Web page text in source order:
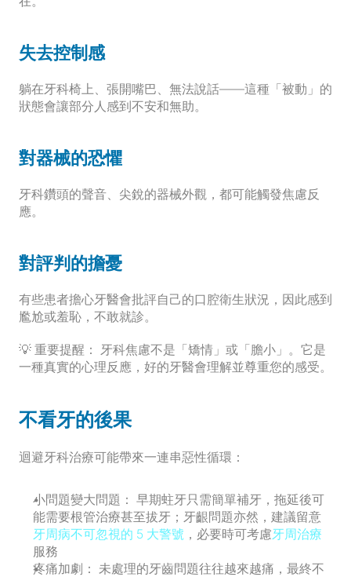
失去控制感
躺在牙科椅上、張開嘴巴、無法說話——這種「被動」的
狀態會讓部分人感到不安和無助。
對器械的恐懼
牙科鑽頭的聲音、尖銳的器械外觀，都可能觸發焦慮反
應。
對評判的擔憂
有些患者擔心牙醫會批評自己的口腔衛生狀況，因此感到
尷尬或羞恥，不敢就診。
💡 重要提醒： 牙科焦慮不是「矯情」或「膽小」。它是
一種真實的心理反應，好的牙醫會理解並尊重您的感受。
不看牙的後果
迴避牙科治療可能帶來一連串惡性循環：
小問題變大問題： 早期蛀牙只需簡單補牙，拖延後可
能需要根管治療甚至拔牙；牙齦問題亦然，建議留意
牙周病不可忽視的 5 大警號 ，必要時可考慮牙周治療
服務
疼痛加劇： 未處理的牙齒問題往往越來越痛，最終不